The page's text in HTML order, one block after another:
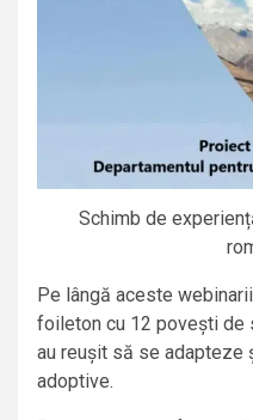
Schimb de
Pe lângă aceste
foileton cu 12 povești de
au reușit să se adapteze
adoptive.